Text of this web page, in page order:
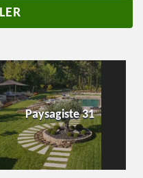
Paysagiste 31